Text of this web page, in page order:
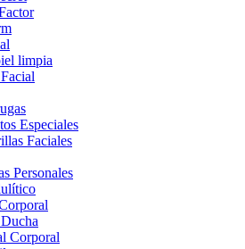
limpia
Especiales
Faciales
Personales
Corporal